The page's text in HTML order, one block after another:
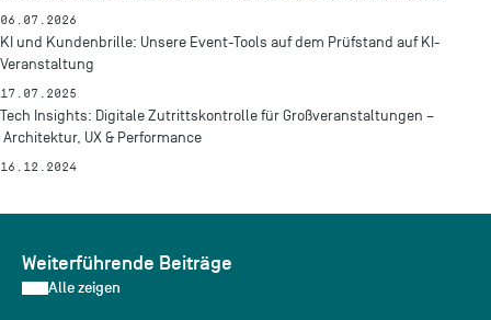
06.07.2026
KI und Kundenbrille: Unsere Event-Tools auf dem Prüfstand auf KI-
Veranstaltung
17.07.2025
Tech Insights: Digitale Zutrittskontrolle für Großveranstaltungen –
Architektur, UX & Performance
16.12.2024
Weiterführende Beiträge
Alle zeigen